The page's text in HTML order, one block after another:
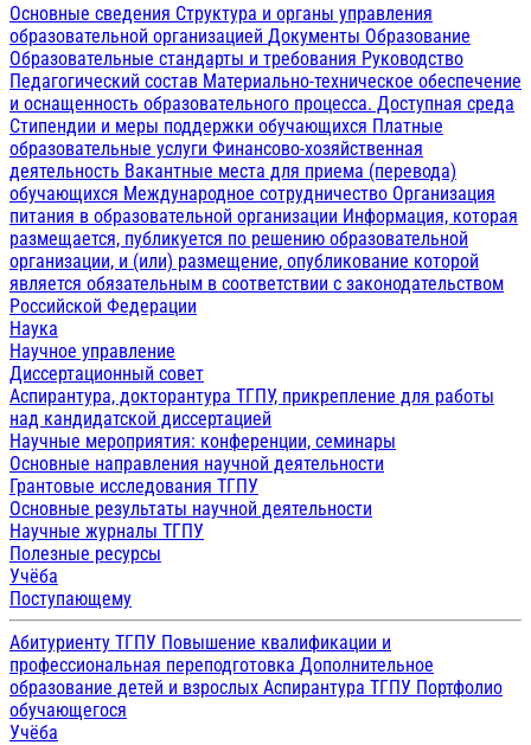
Основные сведения Структура и органы управления
образовательной организацией Документы Образование
Образовательные стандарты и требования Руководство
Педагогический состав Материально-техническое обеспечение
и оснащенность образовательного процесса. Доступная среда
Стипендии и меры поддержки обучающихся Платные
образовательные услуги Финансово-хозяйственная
деятельность Вакантные места для приема (перевода)
обучающихся Международное сотрудничество Организация
питания в образовательной организации Информация, которая
размещается, публикуется по решению образовательной
организации, и (или) размещение, опубликование которой
является обязательным в соответствии с законодательством
Российской Федерации
Наука
Научное управление
Диссертационный совет
Аспирантура, докторантура ТГПУ, прикрепление для работы
над кандидатской диссертацией
Научные мероприятия: конференции, семинары
Основные направления научной деятельности
Грантовые исследования ТГПУ
Основные результаты научной деятельности
Научные журналы ТГПУ
Полезные ресурсы
Учёба
Поступающему
Абитуриенту ТГПУ Повышение квалификации и
профессиональная переподготовка Дополнительное
образование детей и взрослых Аспирантура ТГПУ Портфолио
обучающегося
Учёба